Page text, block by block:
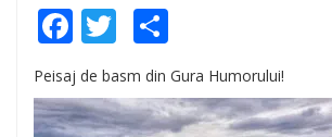
Facebook
Twitter
Peisaj de basm din Gura Humorului!